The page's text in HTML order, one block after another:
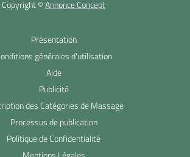
Copyright ©Annonce Concept
Présentation
générales d'utilisation
Aide
Publicité
des Catégories de Massage
Processus de publication
Politique de Confidentialité